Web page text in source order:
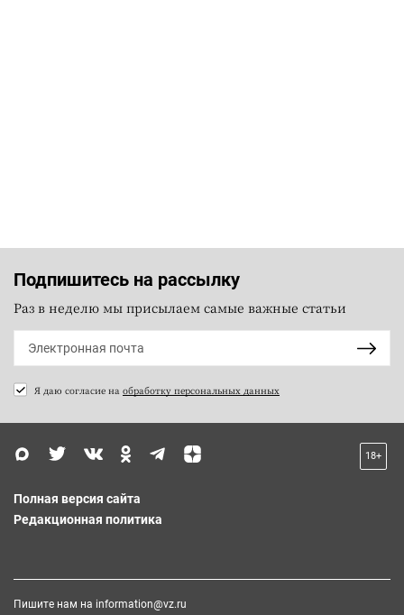
Подпишитесь на рассылку
Раз в неделю мы присылаем самые важные статьи
Я даю согласие на обработку персональных данных
18+
Полная версия сайта
Редакционная политика
Пишите нам на information@vz.ru